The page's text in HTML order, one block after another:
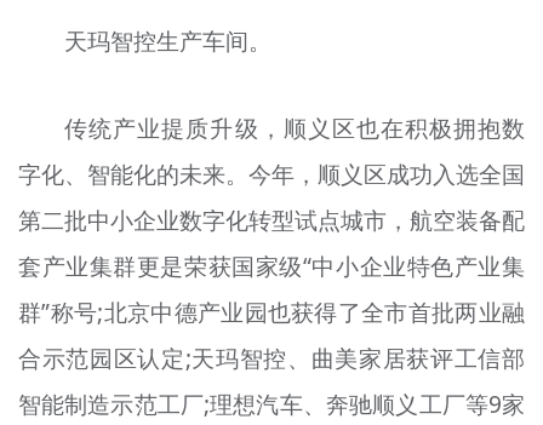
天玛智控生产车间。
传统产业提质升级，顺义区也在积极拥抱数
字化、智能化的未来。今年，顺义区成功入选全国
第二批中小企业数字化转型试点城市，航空装备配
套产业集群更是荣获国家级“中小企业特色产业集
群”称号;北京中德产业园也获得了全市首批两业融
合示范园区认定;天玛智控、曲美家居获评工信部
智能制造示范工厂;理想汽车、奔驰顺义工厂等9家